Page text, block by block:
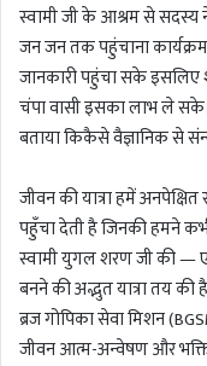
स्वामी जी के आश्रम से सदस्य
जन जन तक पहुंचाना
जानकारी पहुंचा सके इसलिए
चंपा वासी इसका लाभ ले
बताया किकैसे वैज्ञानिक से
जीवन की यात्रा हमें
पहुँचा देती है जिनकी हमने
स्वामी युगल शरण जी की —
बनने की अद्भुत यात्रा तय की
ब्रज गोपिका सेवा मिशन
जीवन आत्म-अन्वेषण और